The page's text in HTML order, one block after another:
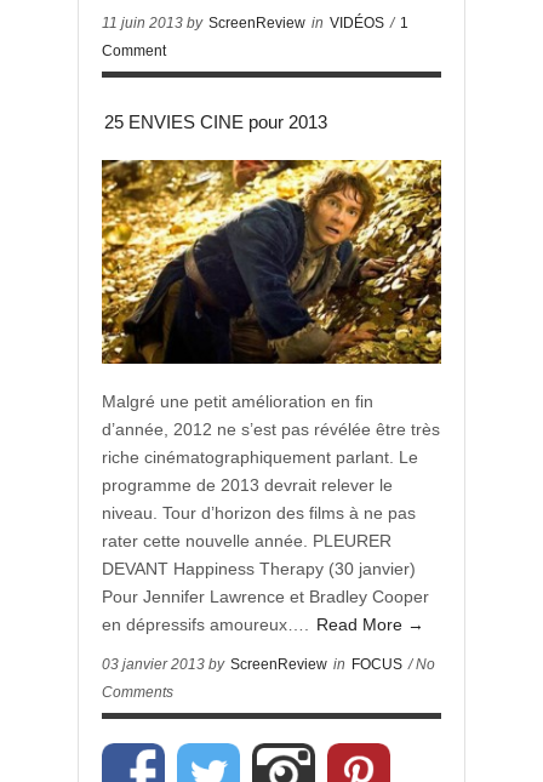
11 juin 2013 by ScreenReview in VIDÉOS / 1
Comment
25 ENVIES CINE pour 2013
Malgré une petit amélioration en fin
d’année, 2012 ne s’est pas révélée être très
riche cinématographiquement parlant. Le
programme de 2013 devrait relever le
niveau. Tour d’horizon des films à ne pas
rater cette nouvelle année. PLEURER
DEVANT Happiness Therapy (30 janvier)
Pour Jennifer Lawrence et Bradley Cooper
en dépressifs amoureux….
Read More →
03 janvier 2013 by ScreenReview in FOCUS / No
Comments